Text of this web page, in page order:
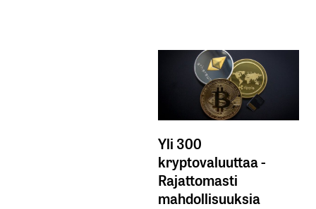
Yli 300
kryptovaluuttaa -
Rajattomasti
mahdollisuuksia